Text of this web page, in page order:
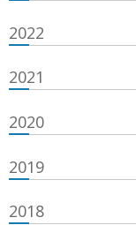
2022
2021
2020
2019
2018